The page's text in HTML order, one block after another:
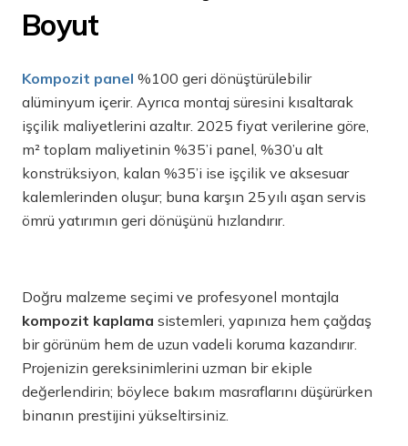
Boyut
Kompozit panel %100 geri dönüştürülebilir
alüminyum içerir. Ayrıca montaj süresini kısaltarak
işçilik maliyetlerini azaltır. 2025 fiyat verilerine göre,
m² toplam maliyetinin %35’i panel, %30’u alt
konstrüksiyon, kalan %35’i ise işçilik ve aksesuar
kalemlerinden oluşur; buna karşın 25 yılı aşan servis
ömrü yatırımın geri dönüşünü hızlandırır.
Doğru malzeme seçimi ve profesyonel montajla
kompozit kaplama sistemleri, yapınıza hem çağdaş
bir görünüm hem de uzun vadeli koruma kazandırır.
Projenizin gereksinimlerini uzman bir ekiple
değerlendirin; böylece bakım masraflarını düşürürken
binanın prestijini yükseltirsiniz.